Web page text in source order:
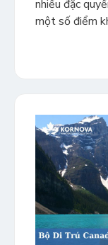
nhiều đặc
một số điểm
là người